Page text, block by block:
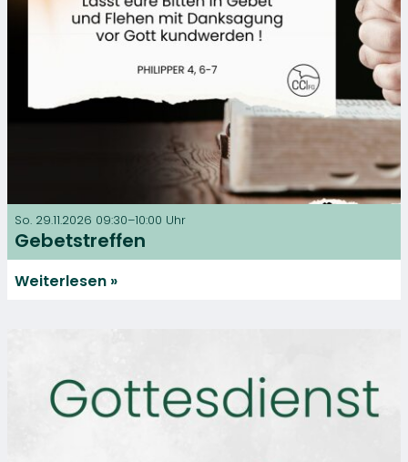
So. 29.11.2026 09:30–10:00 Uhr
Gebetstreffen
Weiterlesen